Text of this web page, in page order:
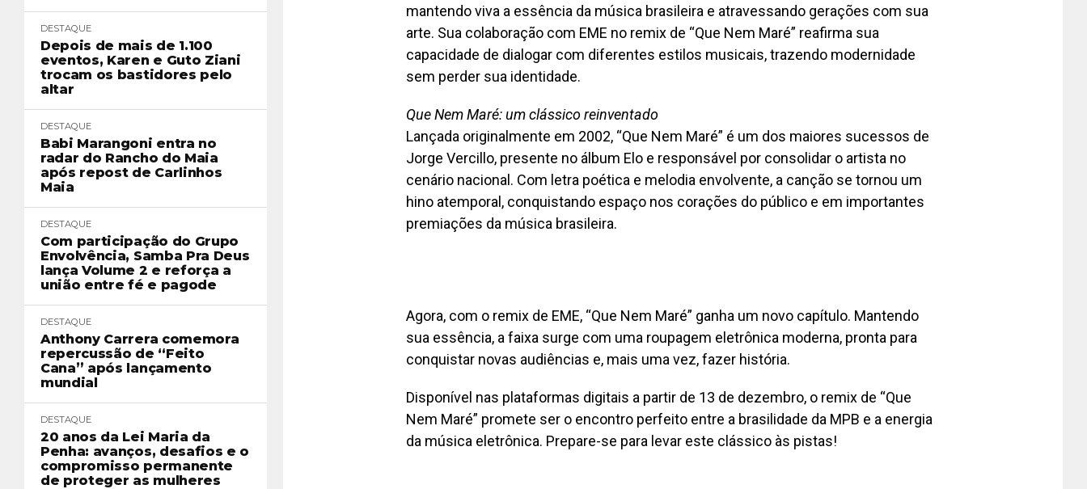
DESTAQUE
Depois de mais de 1.100
eventos, Karen e Guto Ziani
trocam os bastidores pelo
altar
DESTAQUE
Babi Marangoni entra no
radar do Rancho do Maia
após repost de Carlinhos
Maia
DESTAQUE
Com participação do Grupo
Envolvência, Samba Pra Deus
lança Volume 2 e reforça a
união entre fé e pagode
DESTAQUE
Anthony Carrera comemora
repercussão de “Feito
Cana” após lançamento
mundial
DESTAQUE
20 anos da Lei Maria da
Penha: avanços, desafios e o
compromisso permanente
de proteger as mulheres
mantendo viva a essência da música brasileira e atravessando gerações com sua
arte. Sua colaboração com EME no remix de “Que Nem Maré” reafirma sua
capacidade de dialogar com diferentes estilos musicais, trazendo modernidade
sem perder sua identidade.
Que Nem Maré: um clássico reinventado
Lançada originalmente em 2002, “Que Nem Maré” é um dos maiores sucessos de
Jorge Vercillo, presente no álbum Elo e responsável por consolidar o artista no
cenário nacional. Com letra poética e melodia envolvente, a canção se tornou um
hino atemporal, conquistando espaço nos corações do público e em importantes
premiações da música brasileira.
Agora, com o remix de EME, “Que Nem Maré” ganha um novo capítulo. Mantendo
sua essência, a faixa surge com uma roupagem eletrônica moderna, pronta para
conquistar novas audiências e, mais uma vez, fazer história.
Disponível nas plataformas digitais a partir de 13 de dezembro, o remix de “Que
Nem Maré” promete ser o encontro perfeito entre a brasilidade da MPB e a energia
da música eletrônica. Prepare-se para levar este clássico às pistas!